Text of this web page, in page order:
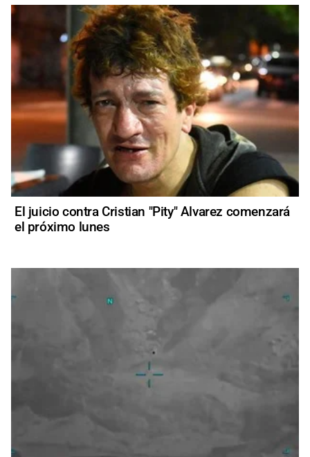
El juicio contra Cristian "Pity" Alvarez comenzará
el próximo lunes